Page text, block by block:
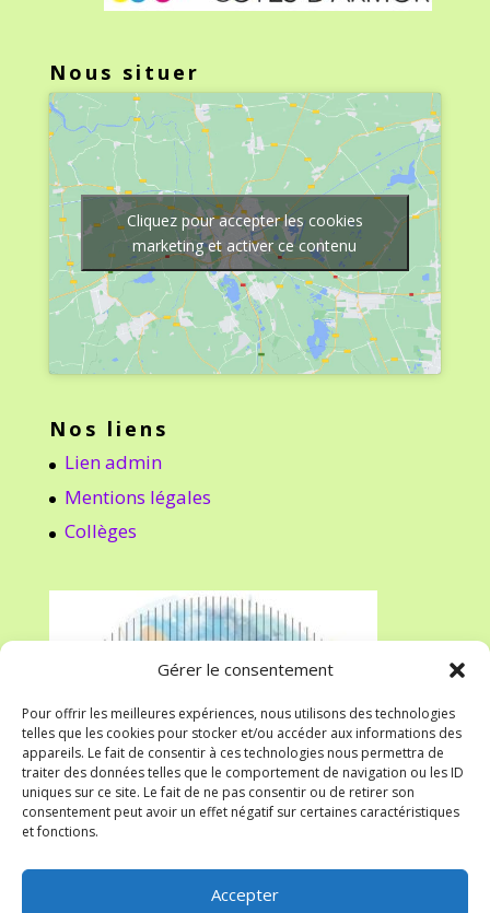
Gérer le consentement
Pour offrir les meilleures expériences, nous utilisons des technologies
telles que les cookies pour stocker et/ou accéder aux informations des
appareils. Le fait de consentir à ces technologies nous permettra de
traiter des données telles que le comportement de navigation ou les ID
uniques sur ce site. Le fait de ne pas consentir ou de retirer son
consentement peut avoir un effet négatif sur certaines caractéristiques
et fonctions.
Accepter
Nous situer
Cliquez pour accepter les cookies
marketing et activer ce contenu
Nos liens
Lien admin
Mentions légales
Collèges